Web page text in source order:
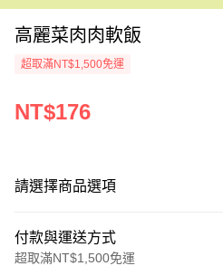
高麗菜肉肉軟飯
超取滿NT$1,500免運
NT$176
請選擇商品選項
付款與運送方式
超取滿NT$1,500免運